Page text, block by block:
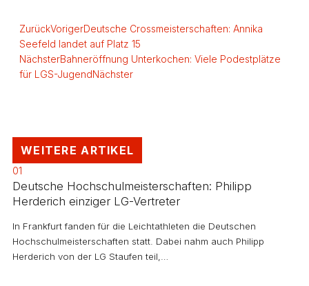
ZurückVorigerDeutsche Crossmeisterschaften: Annika
Seefeld landet auf Platz 15
NächsterBahneröffnung Unterkochen: Viele Podestplätze
für LGS-JugendNächster
WEITERE ARTIKEL
01
Deutsche Hochschulmeisterschaften: Philipp
Herderich einziger LG-Vertreter
In Frankfurt fanden für die Leichtathleten die Deutschen
Hochschulmeisterschaften statt. Dabei nahm auch Philipp
Herderich von der LG Staufen teil,…